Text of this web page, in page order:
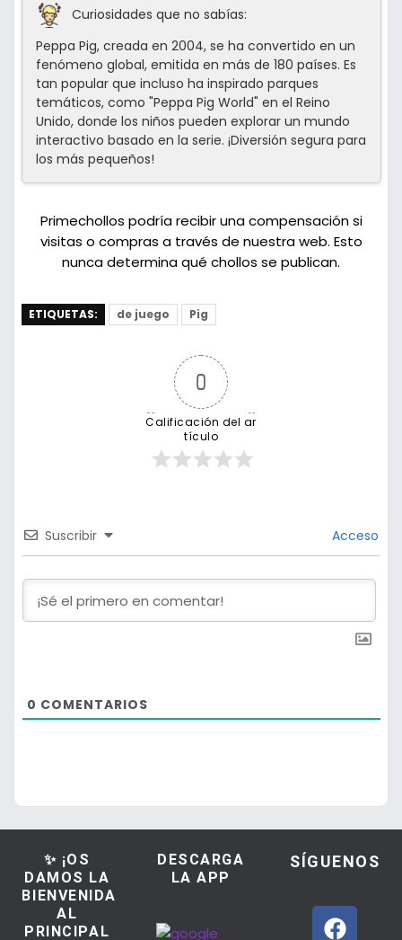
Curiosidades que no sabías:
Peppa Pig, creada en 2004, se ha convertido en un
fenómeno global, emitida en más de 180 países. Es
tan popular que incluso ha inspirado parques
temáticos, como "Peppa Pig World" en el Reino
Unido, donde los niños pueden explorar un mundo
interactivo basado en la serie. ¡Diversión segura para
los más pequeños!
Primechollos podría recibir una compensación si
visitas o compras a través de nuestra web. Esto
nunca determina qué chollos se publican.
ETIQUETAS: de juego Pig
0
Calificación del ar
tículo
Suscribir Acceso
0 COMENTARIOS
✨ ¡OS
DAMOS LA
BIENVENIDA
AL
PRINCIPAL
DESCARGA
LA APP
SÍGUENOS